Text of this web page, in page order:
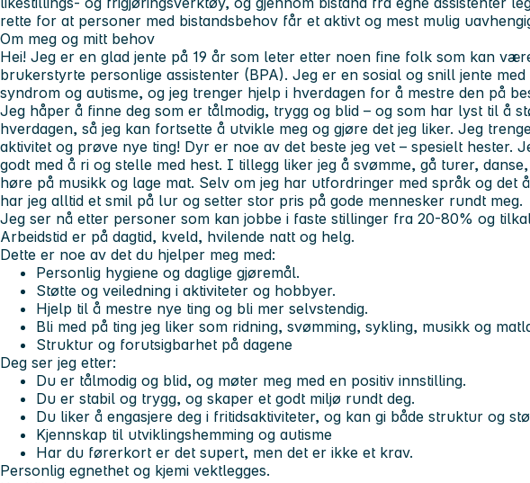
rette for at personer med bistandsbehov får et aktivt og mest mulig
Om meg og mitt behov
Hei! Jeg er en glad jente på 19 år som leter etter noen fine folk som kan
brukerstyrte personlige assistenter (BPA). Jeg er en sosial og snill jente med
syndrom og autisme, og jeg trenger hjelp i hverdagen for å mestre den på
Jeg håper å finne deg som er tålmodig, trygg og blid – og som har lyst til å
hverdagen, så jeg kan fortsette å utvikle meg og gjøre det jeg liker. Jeg
aktivitet og prøve nye ting! Dyr er noe av det beste jeg vet – spesielt hester.
godt med å ri og stelle med hest. I tillegg liker jeg å svømme, gå turer,
høre på musikk og lage mat. Selv om jeg har utfordringer med språk og det
har jeg alltid et smil på lur og setter stor pris på gode mennesker rundt meg.
Jeg ser nå etter personer som kan jobbe i faste stillinger fra 20-80% og
Arbeidstid er på dagtid, kveld, hvilende natt og helg.
Dette er noe av det du hjelper meg med:
Personlig hygiene og daglige gjøremål.
Støtte og veiledning i aktiviteter og hobbyer.
Hjelp til å mestre nye ting og bli mer selvstendig.
Bli med på ting jeg liker som ridning, svømming, sykling, musikk og
Struktur og forutsigbarhet på dagene
Deg ser jeg etter:
Du er tålmodig og blid, og møter meg med en positiv innstilling.
Du er stabil og trygg, og skaper et godt miljø rundt deg.
Du liker å engasjere deg i fritidsaktiviteter, og kan gi både struktur og
Kjennskap til utviklingshemming og autisme
Har du førerkort er det supert, men det er ikke et krav.
Personlig egnethet og kjemi vektlegges.